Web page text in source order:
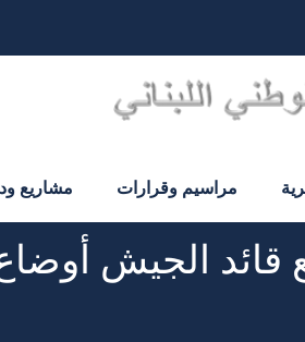
مراسيم وقرارات مشاريع
قائد الجيش